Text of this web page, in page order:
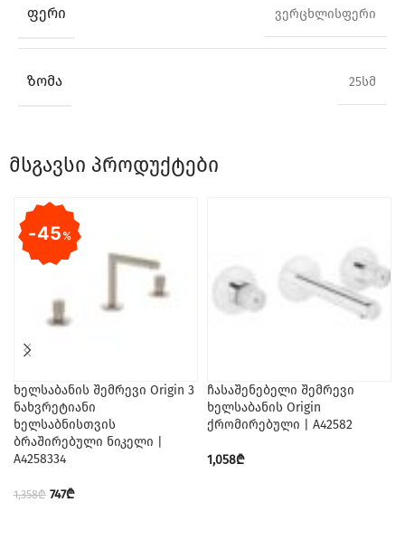
ᲤᲔᲠᲘ ვერცხლისფერი
ᲖᲝᲛᲐ 25სმ
მსგავსი პროდუქტები
45%
ხელსაბანის შემრევი Origin 3
ნახვრეტიანი
ხელსაბნისთვის
ბრაშირებული ნიკელი |
A4258334
1,358₾ 747₾
ჩასაშენებელი შემრევი
ხელსაბანის Origin
ქრომირებული | A42582
1,058₾